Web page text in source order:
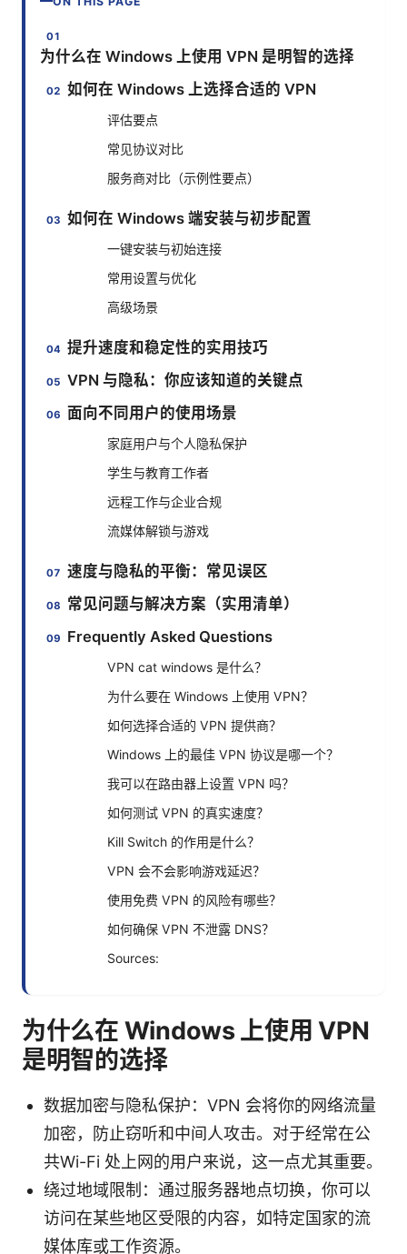
为什么在 Windows 上使用 VPN 是明智的选择
如何在 Windows 上选择合适的 VPN
评估要点
常见协议对比
服务商对比（示例性要点）
如何在 Windows 端安装与初步配置
一键安装与初始连接
常用设置与优化
高级场景
提升速度和稳定性的实用技巧
VPN 与隐私：你应该知道的关键点
面向不同用户的使用场景
家庭用户与个人隐私保护
学生与教育工作者
远程工作与企业合规
流媒体解锁与游戏
速度与隐私的平衡：常见误区
常见问题与解决方案（实用清单）
Frequently Asked Questions
VPN cat windows 是什么？
为什么要在 Windows 上使用 VPN？
如何选择合适的 VPN 提供商？
Windows 上的最佳 VPN 协议是哪一个？
我可以在路由器上设置 VPN 吗？
如何测试 VPN 的真实速度？
Kill Switch 的作用是什么？
VPN 会不会影响游戏延迟？
使用免费 VPN 的风险有哪些？
如何确保 VPN 不泄露 DNS？
Sources:
为什么在 Windows 上使用 VPN
是明智的选择
数据加密与隐私保护：VPN 会将你的网络流量
加密，防止窃听和中间人攻击。对于经常在公
共Wi-Fi 处上网的用户来说，这一点尤其重要。
绕过地域限制：通过服务器地点切换，你可以
访问在某些地区受限的内容，如特定国家的流
媒体库或工作资源。